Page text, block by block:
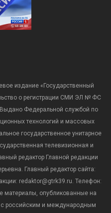
издание «Государственный
о регистрации СМИ ЭЛ № ФС
Выдано Федеральной службой по
технологий и массовых
государственное унитарное
телевизионная и
редактор Главной редакции
Главный редактор сайта:
redaktor@gtrk39.ru. Телефон:
материалы, опубликованные на
российским и международным